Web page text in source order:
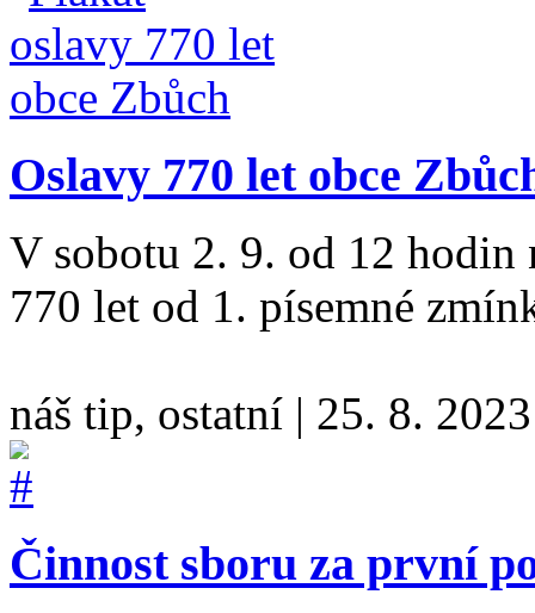
Oslavy 770 let obce
V sobotu 2. 9. od 12 hodin
770 let od 1. písemné
náš tip, ostatní | 25. 8. 2023
Činnost sboru za první